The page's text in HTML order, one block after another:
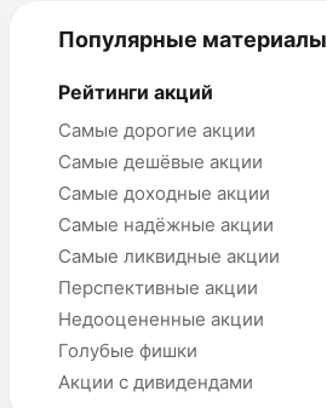
Популярные материалы
Рейтинги акций
Самые дорогие акции
Самые дешёвые акции
Самые доходные акции
Самые надёжные акции
Самые ликвидные акции
Перспективные акции
Недооцененные акции
Голубые фишки
Акции с дивидендами